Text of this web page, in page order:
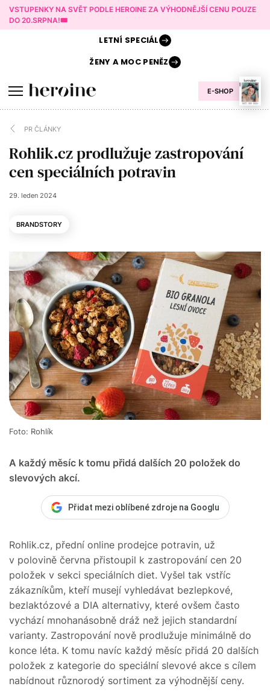
VSTUPENKY NA SVĚT PODLE HEROINE ZA VÝHODNĚJŠÍ CENU POUZE
DO 20.SRPNA!🎟️
E-SHOP
LETNÍ SPECIÁL
ŽENY AMOC PENĚZ
PR ČLÁNKY
Rohlik.cz prodlužuje zastropování
cen speciálních potravin
29. leden 2024
BRANDSTORY
A každý měsíc k tomu přidá dalších 20 položek do
slevových akcí.
Foto: Rohlík
Přidat mezi oblíbené zdroje na Googlu
Rohlik.cz, přední online prodejce potravin, už
v polovině června přistoupil k zastropování cen 20
položek v sekci speciálních diet. Vyšel tak vstříc
zákazníkům, kteří musejí vyhledávat bezlepkové,
bezlaktózové a DIA alternativy, které ovšem často
vychází mnohanásobně dráž než jejich standardní
varianty. Zastropování nově prodlužuje minimálně do
konce léta. K tomu navíc každý měsíc přidá 20 dalších
položek z kategorie do speciální slevové akce s cílem
nabídnout různorodý sortiment za výhodnější ceny.